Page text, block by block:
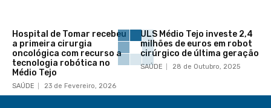
Hospital de Tomar recebeu
a primeira cirurgia
oncológica com recurso a
tecnologia robótica no
Médio Tejo
SAÚDE 23 de Fevereiro, 2026
ULS Médio Tejo investe 2,4
milhões de euros em robot
cirúrgico de última geração
SAÚDE 28 de Outubro, 2025